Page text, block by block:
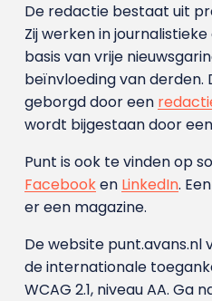
De redactie bestaat uit
Zij werken in
basis van vrije
beïnvloeding van derden.
geborgd door een
wordt bijgestaan door
Punt is ook te vinden op
Facebooken LinkedIn.
er een magazine.
De website punt.avans.nl
de internationale
WCAG 2.1, niveau AA. Ga